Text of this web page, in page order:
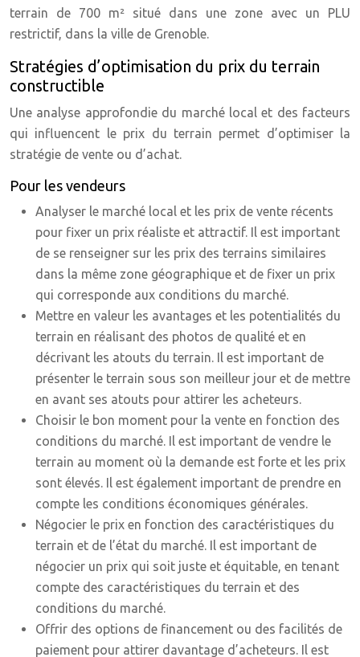
terrain de 700 m² situé dans une zone avec un PLU
restrictif, dans la ville de Grenoble.
Stratégies d’optimisation du prix du terrain
constructible
Une analyse approfondie du marché local et des facteurs
qui influencent le prix du terrain permet d’optimiser la
stratégie de vente ou d’achat.
Pour les vendeurs
Analyser le marché local et les prix de vente récents
pour fixer un prix réaliste et attractif. Il est important
de se renseigner sur les prix des terrains similaires
dans la même zone géographique et de fixer un prix
qui corresponde aux conditions du marché.
Mettre en valeur les avantages et les potentialités du
terrain en réalisant des photos de qualité et en
décrivant les atouts du terrain. Il est important de
présenter le terrain sous son meilleur jour et de mettre
en avant ses atouts pour attirer les acheteurs.
Choisir le bon moment pour la vente en fonction des
conditions du marché. Il est important de vendre le
terrain au moment où la demande est forte et les prix
sont élevés. Il est également important de prendre en
compte les conditions économiques générales.
Négocier le prix en fonction des caractéristiques du
terrain et de l’état du marché. Il est important de
négocier un prix qui soit juste et équitable, en tenant
compte des caractéristiques du terrain et des
conditions du marché.
Offrir des options de financement ou des facilités de
paiement pour attirer davantage d’acheteurs. Il est